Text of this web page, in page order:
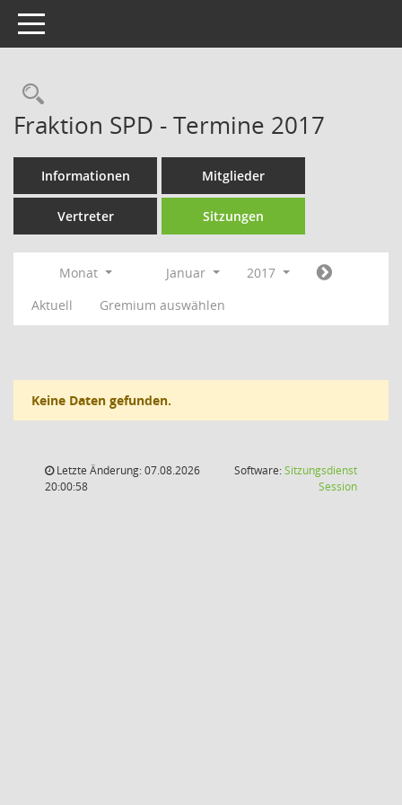
Toggle navigation
Rechercheauswahl
Fraktion SPD - Termine 2017
Informationen Mitglieder
Vertreter Sitzungen
Monat Januar
2017
Aktuell
Gremium auswählen
Keine Daten gefunden.
Letzte Änderung: 07.08.2026
20:00:58
Software:Sitzungsdienst
Session(Wird in